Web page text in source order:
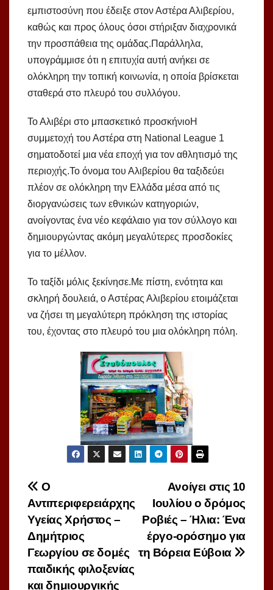
εμπιστοσύνη που έδειξε στον Αστέρα Αλιβερίου,
καθώς και προς όλους όσοι στήριξαν διαχρονικά
την προσπάθεια της ομάδας.Παράλληλα,
υπογράμμισε ότι η επιτυχία αυτή ανήκει σε
ολόκληρη την τοπική κοινωνία, η οποία βρίσκεται
σταθερά στο πλευρό του συλλόγου.
Το Αλιβέρι στο μπασκετικό προσκήνιοΗ
συμμετοχή του Αστέρα στη National League 1
σηματοδοτεί μια νέα εποχή για τον αθλητισμό της
περιοχής.Το όνομα του Αλιβερίου θα ταξιδεύει
πλέον σε ολόκληρη την Ελλάδα μέσα από τις
διοργανώσεις των εθνικών κατηγοριών,
ανοίγοντας ένα νέο κεφάλαιο για τον σύλλογο και
δημιουργώντας ακόμη μεγαλύτερες προσδοκίες
για το μέλλον.
Το ταξίδι μόλις ξεκίνησε.Με πίστη, ενότητα και
σκληρή δουλειά, ο Αστέρας Αλιβερίου ετοιμάζεται
να ζήσει τη μεγαλύτερη πρόκληση της ιστορίας
του, έχοντας στο πλευρό του μια ολόκληρη πόλη.
Πλοήγηση
άρθρων
Ανοίγει στις 10
Ιουλίου ο δρόμος
Ροβιές – Ήλια: Ένα
έργο-ορόσημο για
τη Βόρεια Εύβοια
Ο
Αντιπεριφερειάρχης
Υγείας Χρήστος –
Δημήτριος
Γεωργίου σε δομές
παιδικής φιλοξενίας
και δημιουργικής